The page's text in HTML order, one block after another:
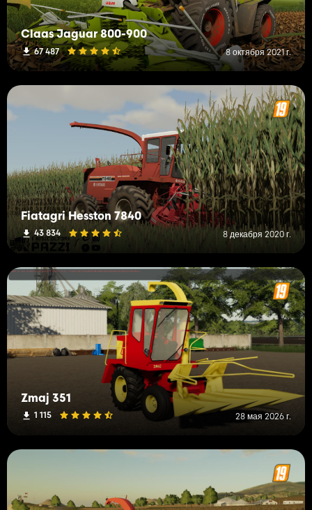
Claas Jaguar 800-900
67 487 8 октября 2021 г.
Fiatagri Hesston 7840
43 834 8 декабря 2020 г.
Zmaj 351
1 115 28 мая 2026 г.